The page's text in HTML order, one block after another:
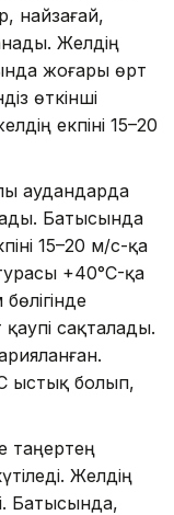
найзағай,
Желдің
жоғары өрт
өткінші
екпіні 15–20
аудандарда
Батысында
15–20 м/с-қа
+40°C-қа
сақталады.
ыстық болып,
таңертең
Желдің
Батысында,